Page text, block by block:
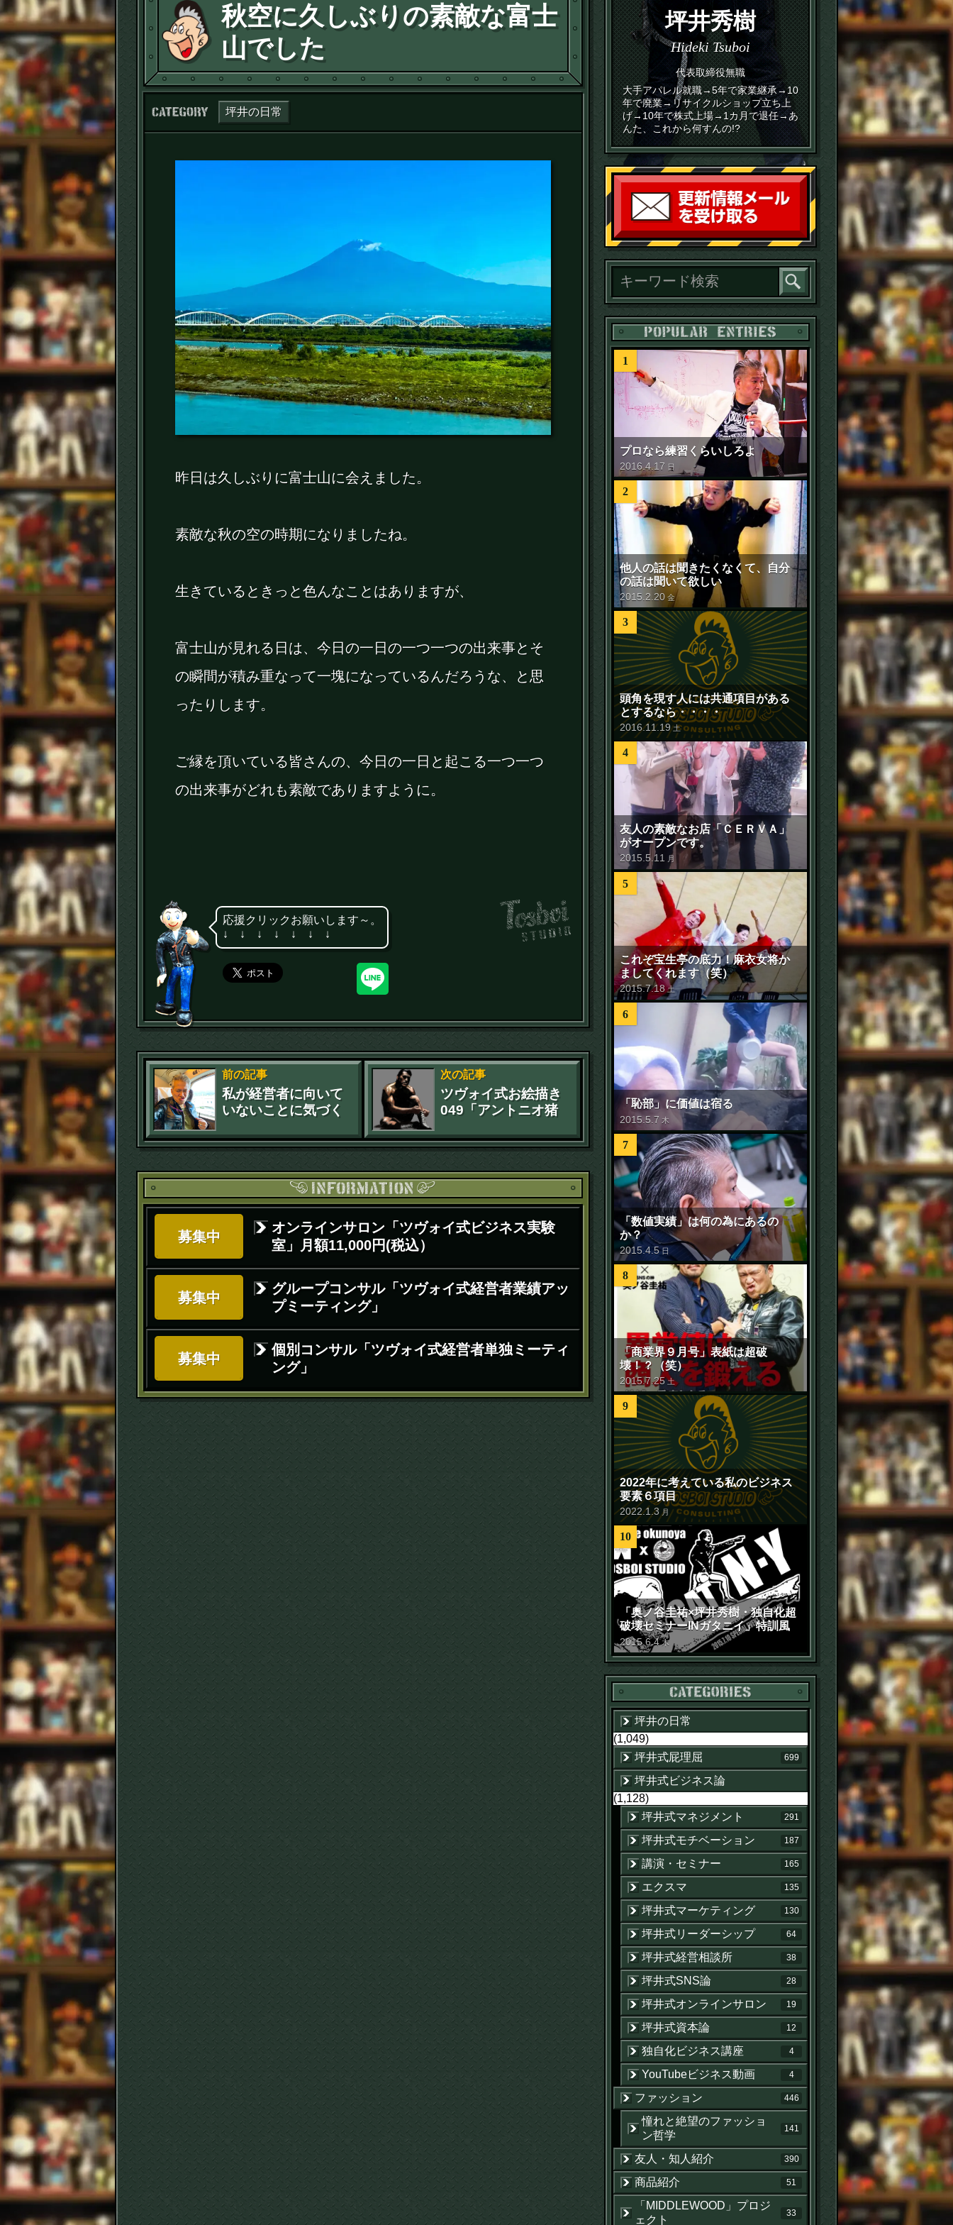
秋空に久しぶりの素敵な富士
山でした
カテゴリー：
坪井の日常
昨日は久しぶりに富士山に会えました。
素敵な秋の空の時期になりましたね。
生きているときっと色んなことはありますが、
富士山が見れる日は、今日の一日の一つ一つの出来事とそ
の瞬間が積み重なって一塊になっているんだろうな、と思
ったりします。
ご縁を頂いている皆さんの、今日の一日と起こる一つ一つ
の出来事がどれも素敵でありますように。
応援クリックお願いします～。
↓ ↓ ↓ ↓ ↓ ↓ ↓
前の記事
私が経営者に向いて
いないことに気づく
日（苦笑）
次の記事
ツヴォイ式お絵描き
049「アントニオ猪
お知らせ
募集中
オンラインサロン「ツヴォイ式ビジネス実験
室」月額11,000円(税込）
募集中
グループコンサル「ツヴォイ式経営者業績アッ
プミーティング」
募集中
個別コンサル「ツヴォイ式経営者単独ミーティ
ング」
坪井秀樹
Hideki Tsuboi
代表取締役無職
大手アパレル就職→5年で家業継承→10
年で廃業→リサイクルショップ立ち上
げ→10年で株式上場→1カ月で退任→あ
んた、これから何すんの!?
読者登録
POPULAR ENTRIES
1
プロなら練習くらいしろよ
2016 .4.17 日
2
他人の話は聞きたくなくて、自分
の話は聞いて欲しい
2015 2 20 金
3
頭角を現す人には共通項目がある
とするなら・・・・
2016.11.19 土
4
友人の素敵なお店「ＣＥＲＶＡ」
がオープンです。
2015 5.11 月
5
これぞ宝生亭の底力！麻衣女将か
ましてくれます（笑）
2015.7.18 土
6
「恥部」に価値は宿る
2015 .5 .7 木
7
「数値実績」は何の為にあるの
か？
2015 .4.5 日
8
「商業界９月号」表紙は超破
壊！？（笑）
2015.7.25 土
9
2022年に考えている私のビジネス
要素６項目
2022.1 .3 月
10
「奥ノ谷圭祐×坪井秀樹・独自化超
破壊セミナーINガタニイ」特訓風
景動画（苦笑）
2015.6.4 木
カテゴリー
坪井の日常
(1,049)
坪井式屁理屈
699
坪井式ビジネス論
(1,128)
坪井式マネジメント
291
坪井式モチベーション 187
講演・セミナー 165
エクスマ 135
坪井式マーケティング 130
坪井式リーダーシップ 64
坪井式経営相談所 38
坪井式SNS論 28
坪井式オンラインサロン 19
坪井式資本論 12
独自化ビジネス講座 4
YouTubeビジネス動画 4
ファッション 446
憧れと絶望のファッショ
ン哲学
141
友人・知人紹介 390
商品紹介 51
「MIDDLEWOOD」プロジ
ェクト
33